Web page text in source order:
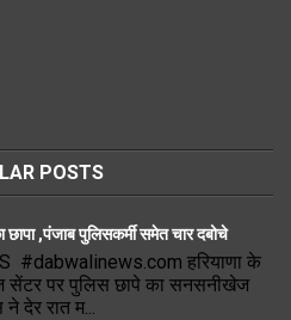
POSTS
,पंजाब पुलिसकर्मी समेत चार दबोचे
#dabwalinews.com हरियाणा के
सेंटर पर पुलिस छापे का सनसनीखेज
देर रात म...